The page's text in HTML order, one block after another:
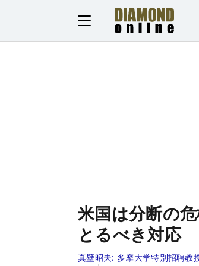
米国は分断の
とるべき対応
真壁昭夫: 多摩大学特別招聘教